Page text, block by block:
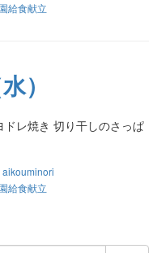
給食献立
）
レ焼き 切り干しのさっぱ
aikouminori
給食献立